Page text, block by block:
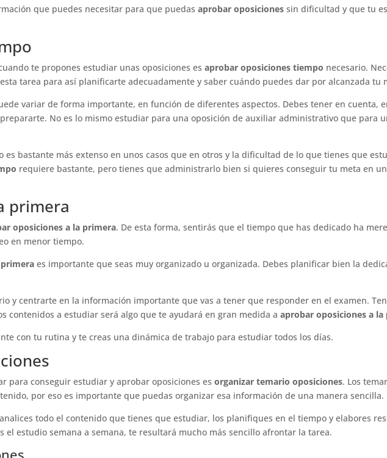
que puedes necesitar para que puedasaprobar oposiciones sin dificultad y que tu
te propones estudiar unas oposiciones esaprobar oposiciones tiempo necesario.
tarea para así planificarte adecuadamente y saber cuándo puedes dar por alcanzada tu
variar de forma importante, en función de diferentes aspectos. Debes tener en cuenta,
No es lo mismo estudiar para una oposición de auxiliar administrativo que para
bastante más extenso en unos casos que en otros y la dificultad de lo que tienes que
requiere bastante, pero tienes que administrarlo bien si quieres conseguir tu meta en
primera
oposiciones a la primera. De esta forma, sentirás que el tiempo que has dedicado ha
en menor tiempo.
es importante que seas muy organizado u organizada. Debes planificar bien la
y centrarte en la información importante que vas a tener que responder en el examen.
contenidos a estudiar será algo que te ayudará en gran medida aaprobar oposiciones a la
con tu rutina y te creas una dinámica de trabajo para estudiar todos los días.
para conseguir estudiar y aprobar oposiciones esorganizar temario oposiciones. Los
por eso es importante que puedas organizar esa información de una manera sencilla.
todo el contenido que tienes que estudiar, los planifiques en el tiempo y elabores
el estudio semana a semana, te resultará mucho más sencillo afrontar la tarea.